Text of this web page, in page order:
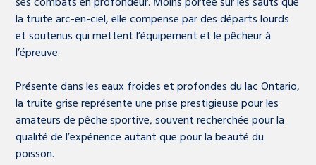
la truite arc-en-ciel, elle compense par des départs lourds
et soutenus qui mettent l’équipement et le pêcheur à
l’épreuve.
Présente dans les eaux froides et profondes du lac Ontario,
la truite grise représente une prise prestigieuse pour les
amateurs de pêche sportive, souvent recherchée pour la
qualité de l’expérience autant que pour la beauté du
poisson.